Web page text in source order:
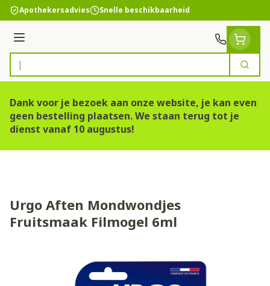
Ga naar de inhoud
Apothekersadvies Snelle beschikbaarheid
Menu
Product, merk, categorie...
Zoek
Dank voor je bezoek aan onze website, je kan even
geen bestelling plaatsen. We staan terug tot je
dienst vanaf 10 augustus!
Urgo Aften Mondwondjes
Fruitsmaak Filmogel 6ml